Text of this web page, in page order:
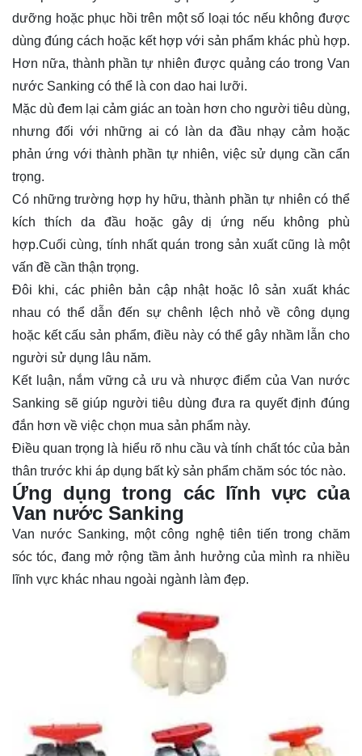
dưỡng hoặc phục hồi trên một số loại tóc nếu không được
dùng đúng cách hoặc kết hợp với sản phẩm khác phù hợp.
Hơn nữa, thành phần tự nhiên được quảng cáo trong Van
nước Sanking có thể là con dao hai lưỡi.
Mặc dù đem lại cảm giác an toàn hơn cho người tiêu dùng,
nhưng đối với những ai có làn da đầu nhạy cảm hoặc
phản ứng với thành phần tự nhiên, việc sử dụng cần cẩn
trọng.
Có những trường hợp hy hữu, thành phần tự nhiên có thể
kích thích da đầu hoặc gây dị ứng nếu không phù
hợp.Cuối cùng, tính nhất quán trong sản xuất cũng là một
vấn đề cần thận trọng.
Đôi khi, các phiên bản cập nhật hoặc lô sản xuất khác
nhau có thể dẫn đến sự chênh lệch nhỏ về công dụng
hoặc kết cấu sản phẩm, điều này có thể gây nhầm lẫn cho
người sử dụng lâu năm.
Kết luận, nắm vững cả ưu và nhược điểm của Van nước
Sanking sẽ giúp người tiêu dùng đưa ra quyết định đúng
đắn hơn về việc chọn mua sản phẩm này.
Điều quan trọng là hiểu rõ nhu cầu và tính chất tóc của bản
thân trước khi áp dụng bất kỳ sản phẩm chăm sóc tóc nào.
Ứng dụng trong các lĩnh vực của
Van nước Sanking
Van nước Sanking, một công nghệ tiên tiến trong chăm
sóc tóc, đang mở rộng tầm ảnh hưởng của mình ra nhiều
lĩnh vực khác nhau ngoài ngành làm đẹp.